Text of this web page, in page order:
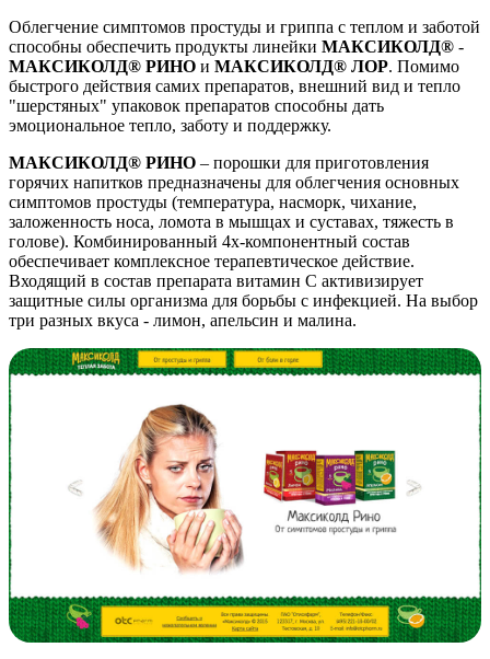
Облегчение симптомов простуды и гриппа с теплом и заботой
способны обеспечить продукты линейки МАКСИКОЛД® -
МАКСИКОЛД® РИНО и МАКСИКОЛД® ЛОР. Помимо
быстрого действия самих препаратов, внешний вид и тепло
"шерстяных" упаковок препаратов способны дать
эмоциональное тепло, заботу и поддержку.
МАКСИКОЛД® РИНО – порошки для приготовления
горячих напитков предназначены для облегчения основных
симптомов простуды (температура, насморк, чихание,
заложенность носа, ломота в мышцах и суставах, тяжесть в
голове). Комбинированный 4х-компонентный состав
обеспечивает комплексное терапевтическое действие.
Входящий в состав препарата витамин С активизирует
защитные силы организма для борьбы с инфекцией. На выбор
три разных вкуса - лимон, апельсин и малина.